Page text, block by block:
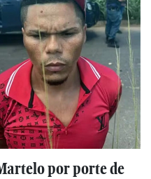
por porte de